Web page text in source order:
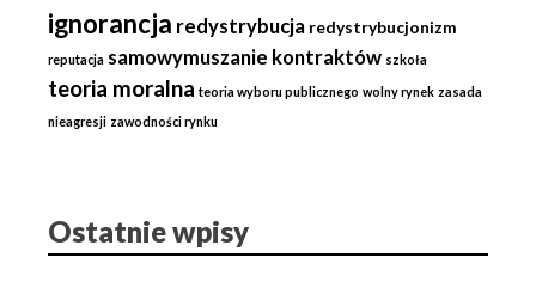
ignorancja redystrybucja redystrybucjonizm
reputacja samowymuszanie kontraktów szkoła
teoria moralna teoria wyboru publicznego wolny rynek zasada
nieagresji zawodności rynku
Ostatnie wpisy